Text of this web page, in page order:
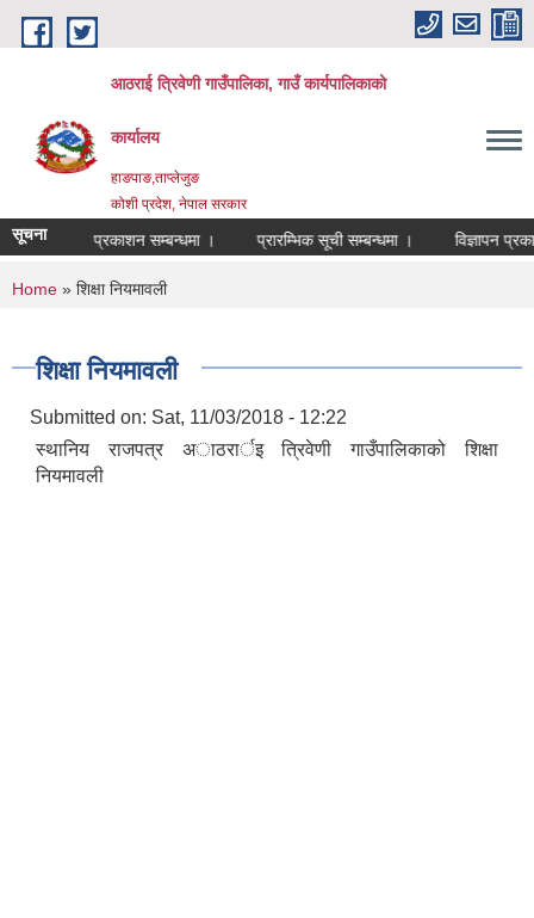
Skip to main content
आठराई त्रिवेणी गाउँपालिका, गाउँ कार्यपालिकाको
कार्यालय
हाङपाङ,ताप्लेजुङ
कोशी प्रदेश, नेपाल सरकार
सूचना सूची प्रकाशन सम्बन्धमा । प्रारम्भिक सूची सम्बन्धमा । विज्ञापन
You are here
Home » शिक्षा नियमावली
शिक्षा नियमावली
Submitted on: Sat, 11/03/2018 - 12:22
स्थानिय राजपत्र अाठरार्इ त्रिवेणी गाउँपालिकाको शिक्षा
नियमावली